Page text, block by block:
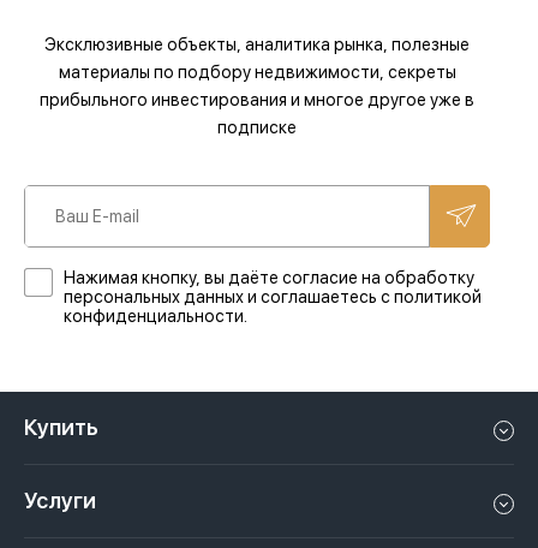
Эксклюзивные объекты, аналитика рынка, полезные
материалы по подбору недвижимости, секреты
прибыльного инвестирования и многое другое уже в
подписке
Нажимая кнопку, вы даёте согласие на обработку
персональных данных и соглашаетесь с политикой
конфиденциальности.
Купить
Услуги